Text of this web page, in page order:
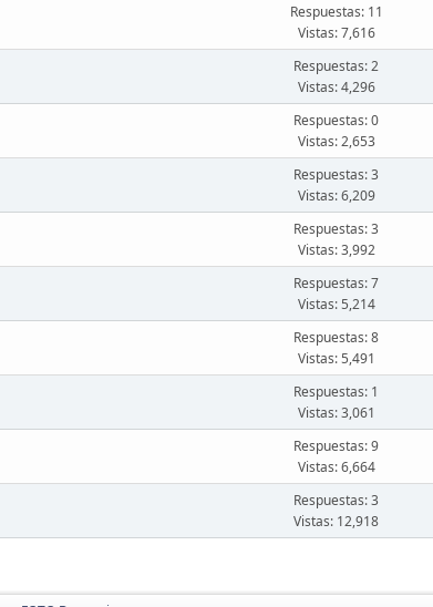
Respuestas: 11
Vistas: 7,616
Respuestas: 2
Vistas: 4,296
Respuestas: 0
Vistas: 2,653
Respuestas: 3
Vistas: 6,209
Respuestas: 3
Vistas: 3,992
Respuestas: 7
Vistas: 5,214
Respuestas: 8
Vistas: 5,491
Respuestas: 1
Vistas: 3,061
Respuestas: 9
Vistas: 6,664
Respuestas: 3
Vistas: 12,918